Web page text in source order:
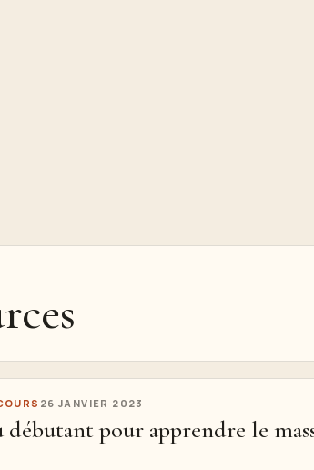
26 JANVIER 2023
débutant pour apprendre le